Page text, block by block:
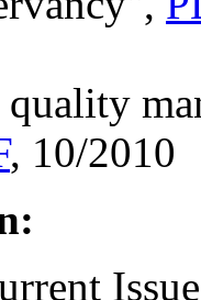
, 10/2010